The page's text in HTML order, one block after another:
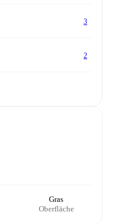
3
2
Gras
Oberfläche